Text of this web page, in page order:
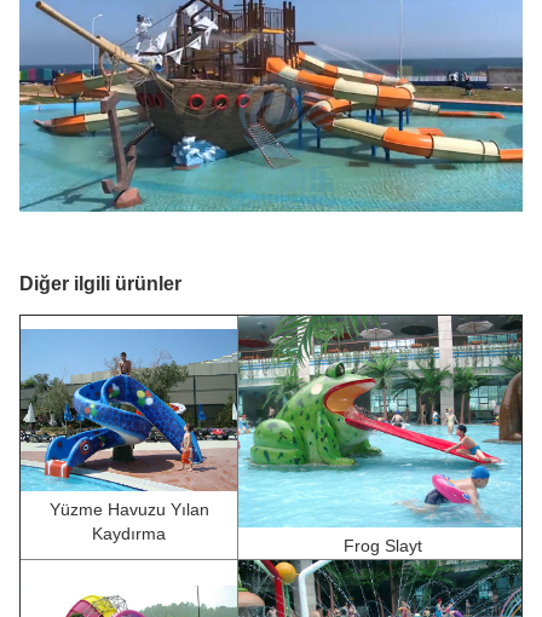
Diğer ilgili ürünler
Yüzme Havuzu Yılan
Kaydırma
Frog Slayt